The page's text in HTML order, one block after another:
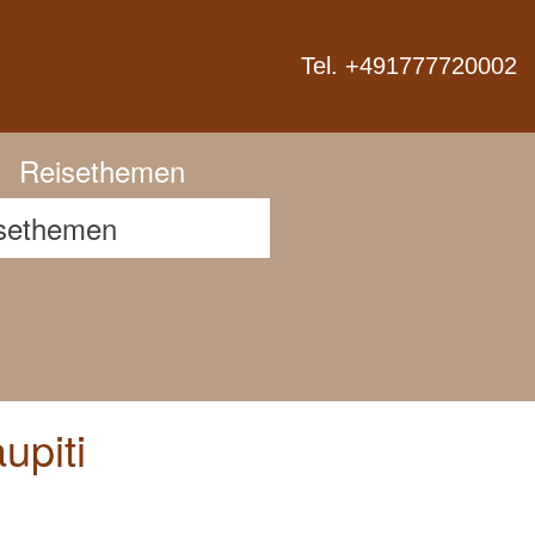
Reisethemen
Tel. +491777720002